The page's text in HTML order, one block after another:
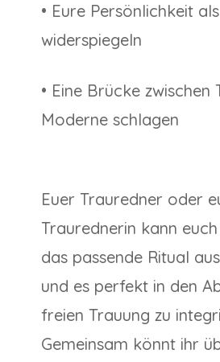
• Eure Persönlichkeit
widerspiegeln
• Eine Brücke zwischen
Moderne schlagen
Euer Trauredner oder
Traurednerin kann
das passende Ritual
und es perfekt in den
freien Trauung zu
Gemeinsam könnt ihr